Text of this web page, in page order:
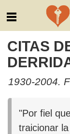
CITAS
1930-2004.
"Por fiel
traicionar